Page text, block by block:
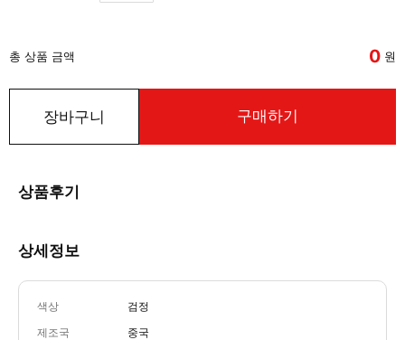
총 상품 금액 0 원
장바구니 구매하기
상품후기
상세정보
색상 검정
제조국 중국